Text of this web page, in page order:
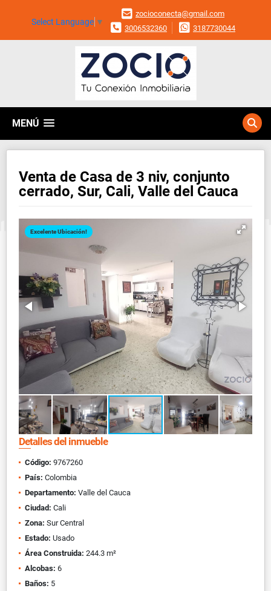
Select Language ▼
zocioconecta@gmail.com
3006532360
3187730044
MENÚ
Venta de Casa de 3 niv, conjunto
cerrado, Sur, Cali, Valle del Cauca
Excelente Ubicación!
Detalles del inmueble
Código: 9767260
País: Colombia
Departamento: Valle del Cauca
Ciudad: Cali
Zona: Sur Central
Estado: Usado
Área Construida: 244.3 m²
Alcobas: 6
Baños: 5